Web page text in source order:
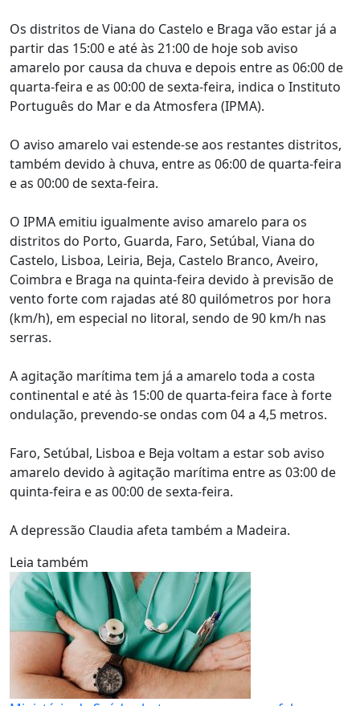
Os distritos de Viana do Castelo e Braga vão estar já a
partir das 15:00 e até às 21:00 de hoje sob aviso
amarelo por causa da chuva e depois entre as 06:00 de
quarta-feira e as 00:00 de sexta-feira, indica o Instituto
Português do Mar e da Atmosfera (IPMA).
O aviso amarelo vai estende-se aos restantes distritos,
também devido à chuva, entre as 06:00 de quarta-feira
e as 00:00 de sexta-feira.
O IPMA emitiu igualmente aviso amarelo para os
distritos do Porto, Guarda, Faro, Setúbal, Viana do
Castelo, Lisboa, Leiria, Beja, Castelo Branco, Aveiro,
Coimbra e Braga na quinta-feira devido à previsão de
vento forte com rajadas até 80 quilómetros por hora
(km/h), em especial no litoral, sendo de 90 km/h nas
serras.
A agitação marítima tem já a amarelo toda a costa
continental e até às 15:00 de quarta-feira face à forte
ondulação, prevendo-se ondas com 04 a 4,5 metros.
Faro, Setúbal, Lisboa e Beja voltam a estar sob aviso
amarelo devido à agitação marítima entre as 03:00 de
quinta-feira e as 00:00 de sexta-feira.
A depressão Claudia afeta também a Madeira.
Leia também